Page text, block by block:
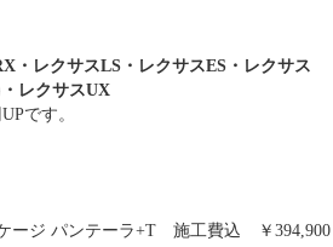
・レクサスLS・レクサスES・レクサス
レクサスUX
です。
ージ パンテーラ+T 施工費込 ￥394,900